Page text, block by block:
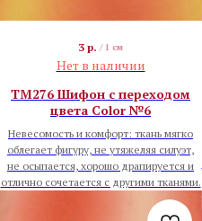
3 р. / 1 см
Нет в наличии
TM276 Шифон с переходом
цвета Color №6
Невесомость и комфорт: ткань мягко
облегает фигуру, не утяжеляя силуэт,
не осыпается, хорошо драпируется и
отлично сочетается с другими тканями.